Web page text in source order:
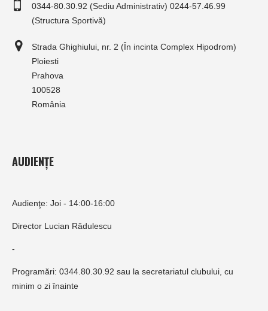
0344-80.30.92 (Sediu Administrativ) 0244-57.46.99
(Structura Sportivă)
Strada Ghighiului, nr. 2 (În incinta Complex Hipodrom)
Ploiesti
Prahova
100528
România
AUDIENȚE
Audienţe: Joi - 14:00-16:00
Director Lucian Rădulescu
-
Programări: 0344.80.30.92 sau la secretariatul clubului, cu
minim o zi înainte